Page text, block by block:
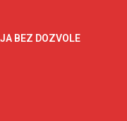
BEZ DOZVOLE